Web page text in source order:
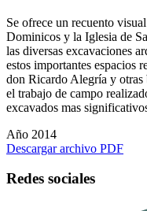
Se ofrece un recuento
Dominicos y la Iglesia de
las diversas excavaciones
estos importantes espacios
don Ricardo Alegría y otras
el trabajo de campo
excavados mas
Año 2014
Descargar archivo PDF
Redes sociales